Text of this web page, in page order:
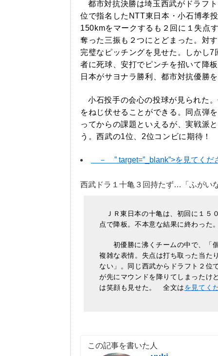
都市対抗決勝は埼玉西武がドラフ
位で指名したNTT東日本・小石博孝
150kmをマークするも２回に１失点
奪った三振も２つにとどまった。対
完璧なピッチングを見せた。しかし
者に死球、安打でピンチを招いて降
日本がサヨナラ勝利、都市対抗優勝
小石投手の会心の投球が見られた
をねじ伏せることができる。同点弾
ってからの課題といえるが、実戦派
う。西武の1位、2位コンビに期待！
－ ” target=”_blank”>を見てくだ
西武ドラ１十亀３回持たず…「ふが
ＪＲ東日本の十亀は、初回に１
点で降板。不本意な結果に終わった
初優勝に沸くチームの中で、「
複雑な表情。失点は打ち取った当た
ない」。同じ西武からドラフト２位
が先にマウンドを降りてしまったけ
は笑顔も見せた。 全文はを見てく
この記事を書いた人